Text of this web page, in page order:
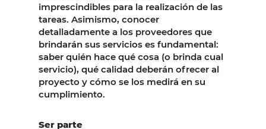
imprescindibles para la realización de las
tareas. Asimismo, conocer
detalladamente a los proveedores que
brindarán sus servicios es fundamental:
saber quién hace qué cosa (o brinda cual
servicio), qué calidad deberán ofrecer al
proyecto y cómo se los medirá en su
cumplimiento.
Ser parte